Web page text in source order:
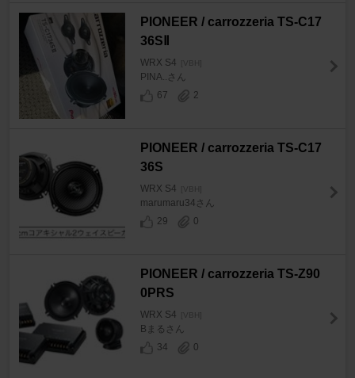
PIONEER / carrozzeria TS-C17
36SⅡ
WRX S4 [VBH]
PINA..さん
67
2
PIONEER / carrozzeria TS-C17
36S
WRX S4 [VBH]
marumaru34さん
29
0
PIONEER / carrozzeria TS-Z90
0PRS
WRX S4 [VBH]
Bまるさん
34
0